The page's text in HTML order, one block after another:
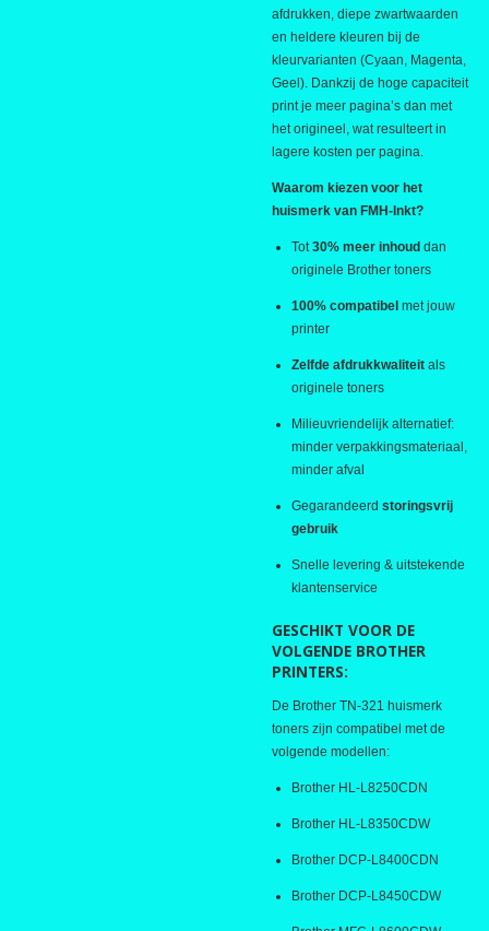
afdrukken, diepe zwartwaarden
en heldere kleuren bij de
kleurvarianten (Cyaan, Magenta,
Geel). Dankzij de hoge capaciteit
print je meer pagina’s dan met
het origineel, wat resulteert in
lagere kosten per pagina.
Waarom kiezen voor het
huismerk van FMH-Inkt?
Tot 30% meer inhoud dan
originele Brother toners
100% compatibel met jouw
printer
Zelfde afdrukkwaliteit als
originele toners
Milieuvriendelijk alternatief:
minder verpakkingsmateriaal,
minder afval
Gegarandeerd storingsvrij
gebruik
Snelle levering & uitstekende
klantenservice
GESCHIKT VOOR DE
VOLGENDE BROTHER
PRINTERS:
De Brother TN-321 huismerk
toners zijn compatibel met de
volgende modellen:
Brother HL-L8250CDN
Brother HL-L8350CDW
Brother DCP-L8400CDN
Brother DCP-L8450CDW